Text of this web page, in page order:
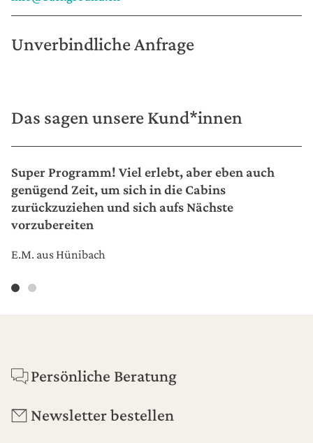
Unverbindliche Anfrage
Das sagen unsere Kund*innen
Super Programm! Viel erlebt, aber eben auch
genügend Zeit, um sich in die Cabins
zurückzuziehen und sich aufs Nächste
vorzubereiten
E.M. aus Hünibach
Persönliche Beratung
Newsletter bestellen